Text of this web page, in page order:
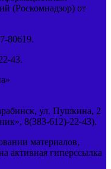
(Роскомнадзор) от
80619.
43.
ул. Пушкина, 2
8(383-612)-22-43).
материалов,
активная гиперссылка